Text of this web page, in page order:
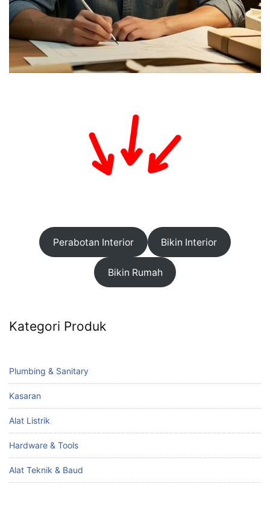
Perabotan Interior Bikin Interior
Bikin Rumah
Kategori Produk
Plumbing & Sanitary
Kasaran
Alat Listrik
Hardware & Tools
Alat Teknik & Baud